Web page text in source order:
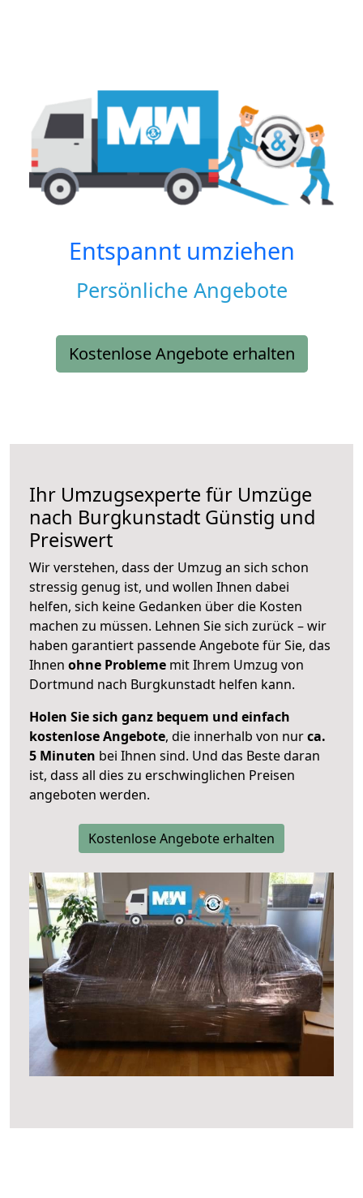
Entspannt umziehen
Persönliche Angebote
Kostenlose Angebote erhalten
Ihr Umzugsexperte für Umzüge
nach Burgkunstadt Günstig und
Preiswert
Wir verstehen, dass der Umzug an sich schon
stressig genug ist, und wollen Ihnen dabei
helfen, sich keine Gedanken über die Kosten
machen zu müssen. Lehnen Sie sich zurück – wir
haben garantiert passende Angebote für Sie, das
Ihnen ohne Probleme mit Ihrem Umzug von
Dortmund nach Burgkunstadt helfen kann.
Holen Sie sich ganz bequem und einfach
kostenlose Angebote, die innerhalb von nurca.
5 Minuten bei Ihnen sind. Und das Beste daran
ist, dass all dies zu erschwinglichen Preisen
angeboten werden.
Kostenlose Angebote erhalten